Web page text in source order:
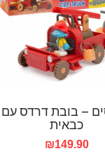
– בובת דרדס עם
כבאית
₪149.90